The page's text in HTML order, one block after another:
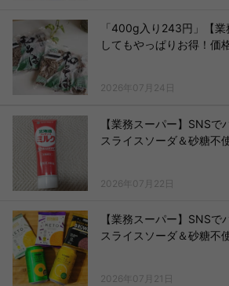
「400g入り243円」【
してもやっぱりお得！価
2026年07月24日
【業務スーパー】SNSで
スライスソーダ＆砂糖不
2026年07月22日
【業務スーパー】SNSで
スライスソーダ＆砂糖不
2026年07月21日